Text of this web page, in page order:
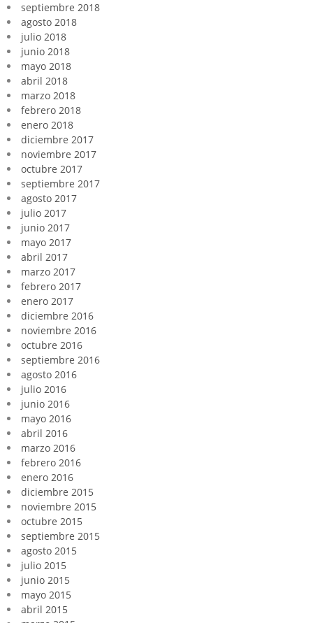
septiembre 2018
agosto 2018
julio 2018
junio 2018
mayo 2018
abril 2018
marzo 2018
febrero 2018
enero 2018
diciembre 2017
noviembre 2017
octubre 2017
septiembre 2017
agosto 2017
julio 2017
junio 2017
mayo 2017
abril 2017
marzo 2017
febrero 2017
enero 2017
diciembre 2016
noviembre 2016
octubre 2016
septiembre 2016
agosto 2016
julio 2016
junio 2016
mayo 2016
abril 2016
marzo 2016
febrero 2016
enero 2016
diciembre 2015
noviembre 2015
octubre 2015
septiembre 2015
agosto 2015
julio 2015
junio 2015
mayo 2015
abril 2015